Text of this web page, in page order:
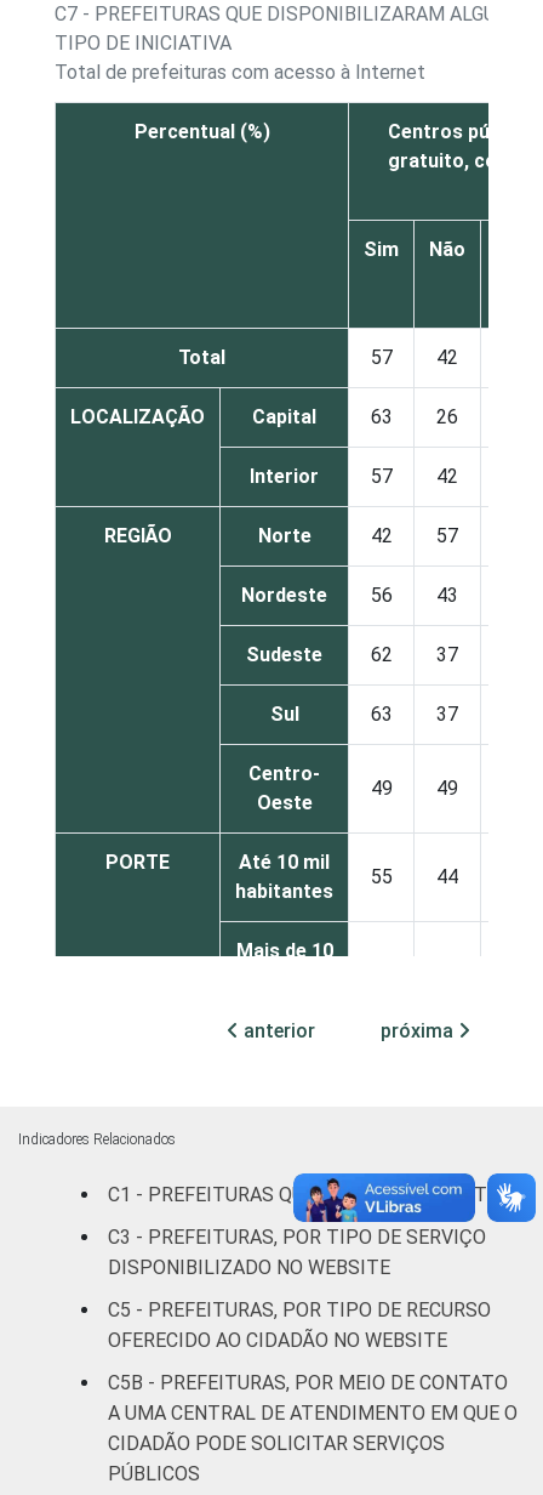
C7 - PREFEITURAS QUE DISPONIBILIZARAM ALGUMA
TIPO DE INICIATIVA
Total de prefeituras com acesso à Internet
Percentual (%)
Centros
gratuito, como
Sim Não
Total 57 42
LOCALIZAÇÃO Capital 63 26
Interior 57 42
REGIÃO Norte 42 57
Nordeste 56 43
Sudeste 62 37
Sul 63 37
Centro-
Oeste
49 49
PORTE
Até 10 mil
habitantes
55 44
Mais de 10
habitantes
mil
habitantes
Mais de
500 mil
habitantes
62 25
Fonte: CGI.br/NIC.br, Centro Regional de
Estudos para o Desenvolvimento da
Sociedade da Informação (Cetic.br),
Pesquisa sobre o uso das tecnologias de
anterior próxima
Indicadores Relacionados
C1 - PREFEITURAS QUE POSSUEM WEBSITE
C3 - PREFEITURAS, POR TIPO DE SERVIÇO
DISPONIBILIZADO NO WEBSITE
C5 - PREFEITURAS, POR TIPO DE RECURSO
OFERECIDO AO CIDADÃO NO WEBSITE
C5B - PREFEITURAS, POR MEIO DE CONTATO
A UMA CENTRAL DE ATENDIMENTO EM QUE O
CIDADÃO PODE SOLICITAR SERVIÇOS
PÚBLICOS